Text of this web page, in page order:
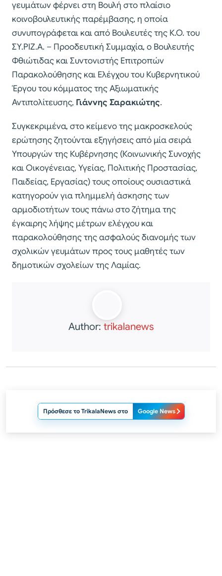
γευμάτων φέρνει στη Βουλή στο πλαίσιο
κοινοβουλευτικής παρέμβασης, η οποία
συνυπογράφεται και από Βουλευτές της Κ.Ο. του
ΣΥ.ΡΙΖ.Α. – Προοδευτική Συμμαχία, ο Βουλευτής
Φθιώτιδας και Συντονιστής Επιτροπών
Παρακολούθησης και Ελέγχου του Κυβερνητικού
Έργου του κόμματος της Αξιωματικής
Αντιπολίτευσης, Γιάννης Σαρακιώτης.
Συγκεκριμένα, στο κείμενο της μακροσκελούς
ερώτησης ζητούνται εξηγήσεις από μία σειρά
Υπουργών της Κυβέρνησης (Κοινωνικής Συνοχής
και Οικογένειας, Υγείας, Πολιτικής Προστασίας,
Παιδείας, Εργασίας) τους οποίους ουσιαστικά
κατηγορούν για πλημμελή άσκησης των
αρμοδιοτήτων τους πάνω στο ζήτημα της
έγκαιρης λήψης μέτρων ελέγχου και
παρακολούθησης της ασφαλούς διανομής των
σχολικών γευμάτων προς τους μαθητές των
δημοτικών σχολείων της Λαμίας.
Author: trikalanews
Πρόσθεσε το TrikalaNews στο Google News